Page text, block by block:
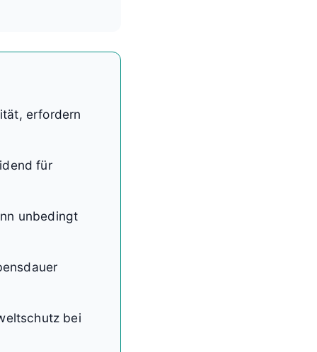
erfordern
für
unbedingt
bei